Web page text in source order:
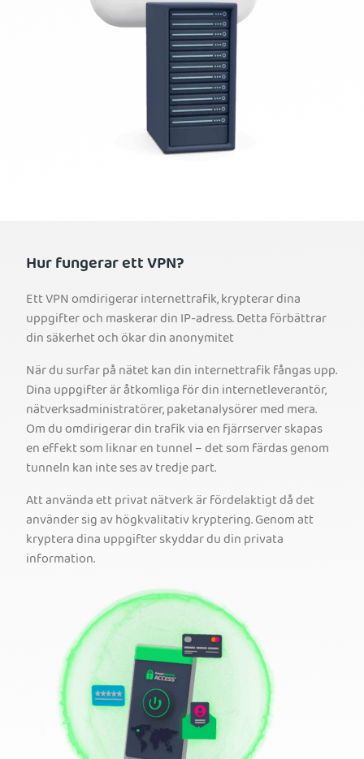
Hur fungerar ett VPN?
Ett VPN omdirigerar internettrafik, krypterar dina
uppgifter och maskerar din IP-adress. Detta förbättrar
din säkerhet och ökar din anonymitet
När du surfar på nätet kan din internettrafik fångas upp.
Dina uppgifter är åtkomliga för din internetleverantör,
nätverksadministratörer, paketanalysörer med mera.
Om du omdirigerar din trafik via en fjärrserver skapas
en effekt som liknar en tunnel – det som färdas genom
tunneln kan inte ses av tredje part.
Att använda ett privat nätverk är fördelaktigt då det
använder sig av högkvalitativ kryptering. Genom att
kryptera dina uppgifter skyddar du din privata
information.